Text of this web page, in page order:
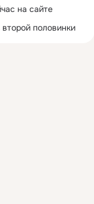
на сайте
второй половинки